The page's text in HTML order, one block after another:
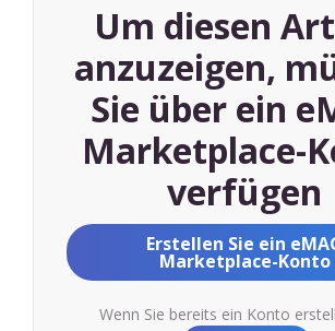
Um diesen
anzuzeigen,
Sie über ein
Marketplace-
verfügen
Erstellen Sie ein
Marketplace-Konto
Wenn Sie bereits ein Konto